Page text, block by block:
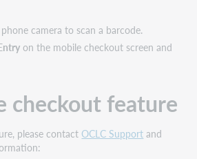
camera to scan a barcode.
on the mobile checkout screen and
checkout feature
please contactOCLC Support and